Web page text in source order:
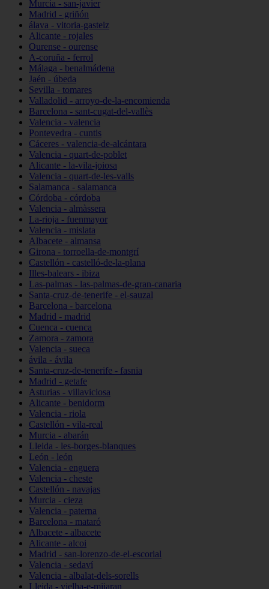
Murcia - san-javier
Madrid - griñón
álava - vitoria-gasteiz
Alicante - rojales
Ourense - ourense
A-coruña - ferrol
Málaga - benalmádena
Jaén - úbeda
Sevilla - tomares
Valladolid - arroyo-de-la-encomienda
Barcelona - sant-cugat-del-vallès
Valencia - valencia
Pontevedra - cuntis
Cáceres - valencia-de-alcántara
Valencia - quart-de-poblet
Alicante - la-vila-joiosa
Valencia - quart-de-les-valls
Salamanca - salamanca
Córdoba - córdoba
Valencia - almàssera
La-rioja - fuenmayor
Valencia - mislata
Albacete - almansa
Girona - torroella-de-montgrí
Castellón - castelló-de-la-plana
Illes-balears - ibiza
Las-palmas - las-palmas-de-gran-canaria
Santa-cruz-de-tenerife - el-sauzal
Barcelona - barcelona
Madrid - madrid
Cuenca - cuenca
Zamora - zamora
Valencia - sueca
ávila - ávila
Santa-cruz-de-tenerife - fasnia
Madrid - getafe
Asturias - villaviciosa
Alicante - benidorm
Valencia - riola
Castellón - vila-real
Murcia - abarán
Lleida - les-borges-blanques
León - león
Valencia - enguera
Valencia - cheste
Castellón - navajas
Murcia - cieza
Valencia - paterna
Barcelona - mataró
Albacete - albacete
Alicante - alcoi
Madrid - san-lorenzo-de-el-escorial
Valencia - sedaví
Valencia - albalat-dels-sorells
Lleida - vielha-e-mijaran